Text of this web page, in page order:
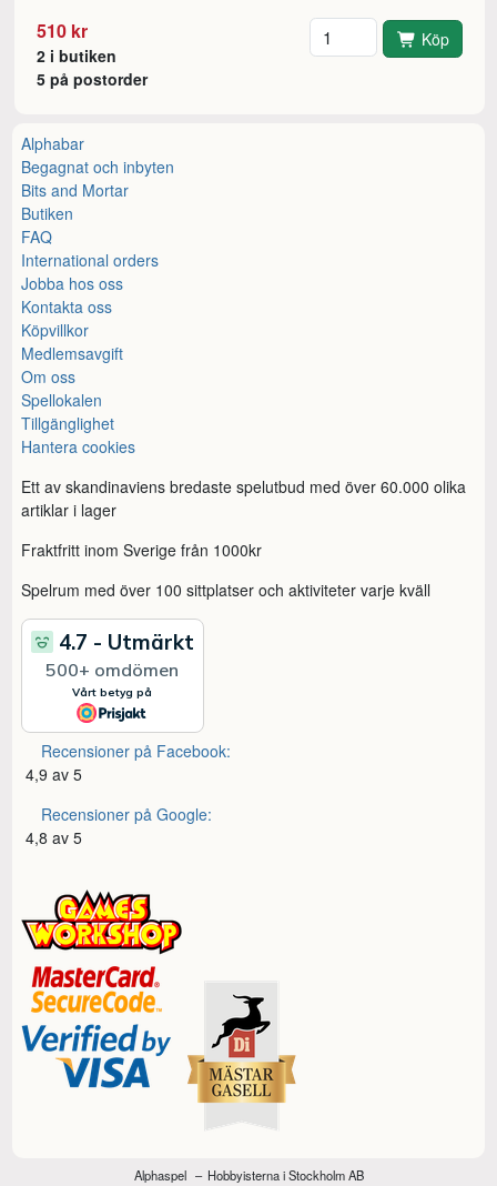
510 kr
2 i butiken
5 på postorder
Antal Köp
Alphabar
Begagnat och inbyten
Bits and Mortar
Butiken
FAQ
International orders
Jobba hos oss
Kontakta oss
Köpvillkor
Medlemsavgift
Om oss
Spellokalen
Tillgänglighet
Hantera cookies
Ett av skandinaviens bredaste spelutbud med över 60.000 olika
artiklar i lager
Fraktfritt inom Sverige från 1000kr
Spelrum med över 100 sittplatser och aktiviteter varje kväll
Recensioner på Facebook:
4,9 av 5
Recensioner på Google:
4,8 av 5
Alphaspel
Hobbyisterna i Stockholm AB